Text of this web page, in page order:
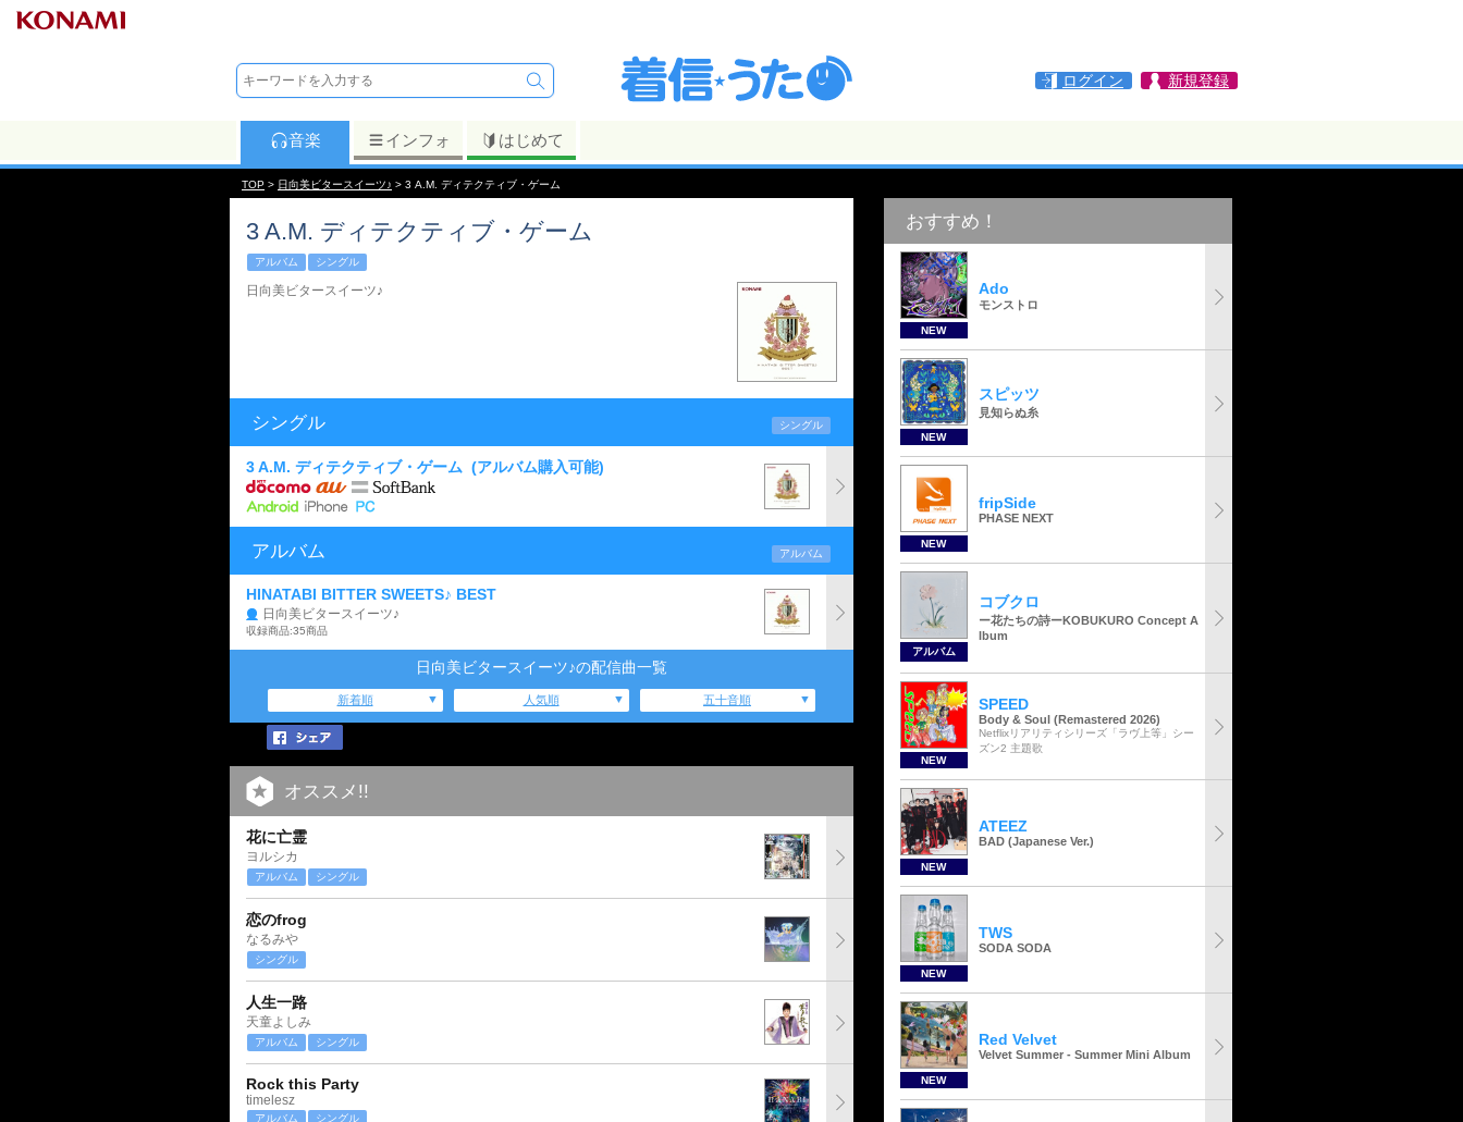
ログイン 新規登録
音楽 インフォ はじめて
TOP > 日向美ビタースイーツ♪ > 3 A.M. ディテクティブ・ゲーム
3 A.M. ディテクティブ・ゲーム
アルバム シングル
日向美ビタースイーツ♪
シングル シングル
3 A.M. ディテクティブ・ゲーム (アルバム購入可能)
アルバム アルバム
HINATABI BITTER SWEETS♪ BEST
日向美ビタースイーツ♪
収録商品:35商品
日向美ビタースイーツ♪の配信曲一覧
新着順 人気順 五十音順
オススメ!!
花に亡霊
ヨルシカ
アルバム シングル
恋のfrog
なるみや
シングル
人生一路
天童よしみ
アルバム シングル
Rock this Party
timelesz
アルバム シングル
おすすめ！
NEW
Ado
モンストロ
NEW
スピッツ
見知らぬ糸
NEW
fripSide
PHASE NEXT
アルバム
コブクロ
ー花たちの詩ーKOBUKURO Concept A
lbum
NEW
SPEED
Body & Soul (Remastered 2026)
Netflixリアリティシリーズ「ラヴ上等」シー
ズン2 主題歌
NEW
ATEEZ
BAD (Japanese Ver.)
NEW
TWS
SODA SODA
NEW
Red Velvet
Velvet Summer - Summer Mini Album